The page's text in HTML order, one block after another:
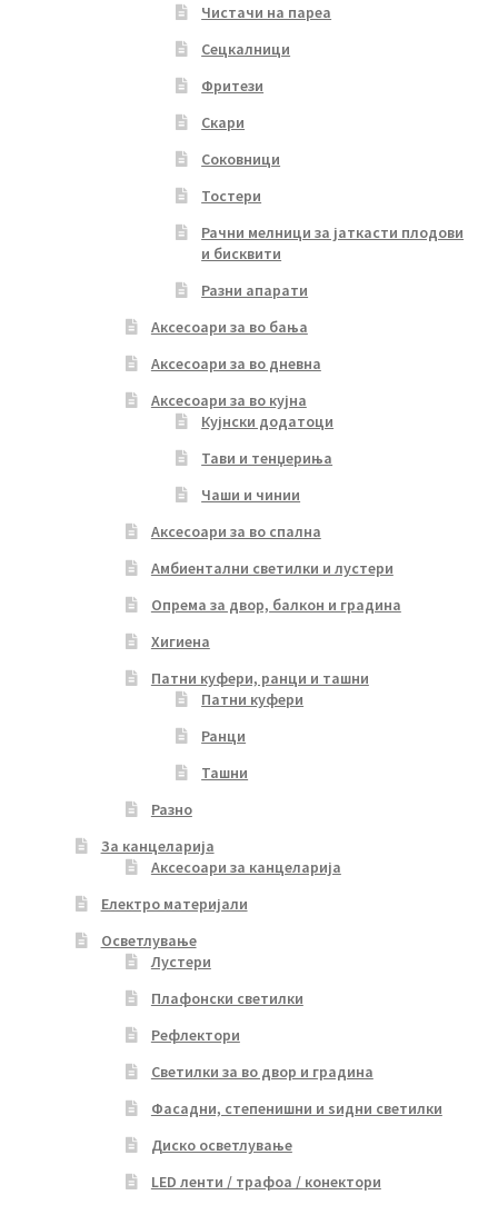
Чистачи на пареа
Сецкалници
Фритези
Скари
Соковници
Тостери
Рачни мелници за јаткасти плодови
и бисквити
Разни апарати
Аксесоари за во бања
Аксесоари за во дневна
Аксесоари за во кујна
Кујнски додатоци
Тави и тенџериња
Чаши и чинии
Аксесоари за во спална
Амбиентални светилки и лустери
Опрема за двор, балкон и градина
Хигиена
Патни куфери, ранци и ташни
Патни куфери
Ранци
Ташни
Разно
За канцеларија
Аксесоари за канцеларија
Електро материјали
Осветлување
Лустери
Плафонски светилки
Рефлектори
Светилки за во двор и градина
Фасадни, степенишни и ѕидни светилки
Диско осветлување
LED ленти / трафоа / конектори